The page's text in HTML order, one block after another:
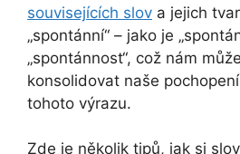
souvisejících slov a jejich
„spontánní“ – jako je
„spontánnost“, což nám
konsolidovat naše
tohoto výrazu.
Zde je několik tipů, jak si